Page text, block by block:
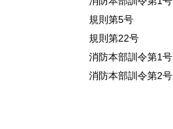
規則第5号
規則第22号
消防本部訓令第1号
消防本部訓令第2号